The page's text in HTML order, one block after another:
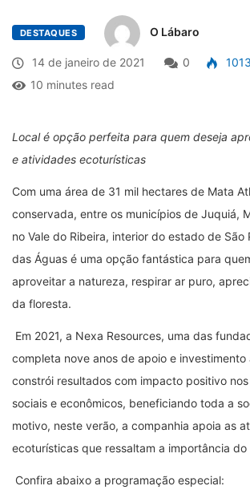
DESTAQUES O Lábaro
14 de janeiro de 2021 0
1013
10 minutes read
Local é opção perfeita para quem deseja
e atividades ecoturísticas
Com uma área de 31 mil hectares de Mata
conservada, entre os municípios de Juquiá,
no Vale do Ribeira, interior do estado de São
das Águas é uma opção fantástica para
aproveitar a natureza, respirar ar puro,
da floresta.
Em 2021, a Nexa Resources, uma das
completa nove anos de apoio e investimento
constrói resultados com impacto positivo
sociais e econômicos, beneficiando toda a
motivo, neste verão, a companhia apoia as
ecoturísticas que ressaltam a importância do
Confira abaixo a programação especial: